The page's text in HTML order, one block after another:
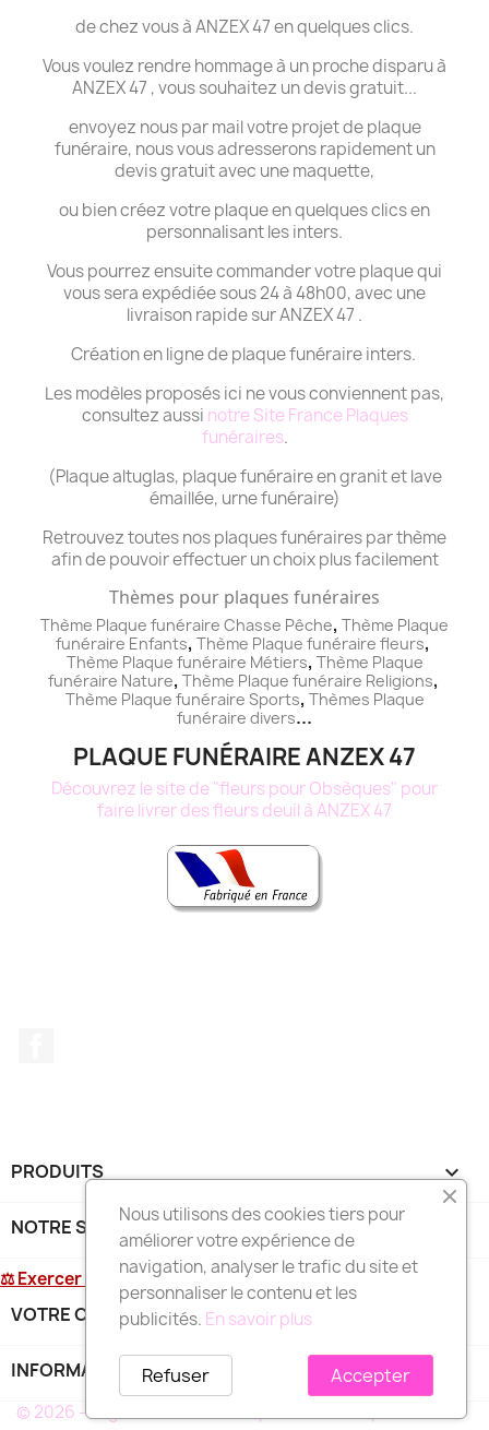
de chez vous à ANZEX 47 en quelques clics.
Vous voulez rendre hommage à un proche disparu à
ANZEX 47 , vous souhaitez un devis gratuit...
envoyez nous par mail votre projet de plaque
funéraire, nous vous adresserons rapidement un
devis gratuit avec une maquette,
ou bien créez votre plaque en quelques clics en
personnalisant les inters.
Vous pourrez ensuite commander votre plaque qui
vous sera expédiée sous 24 à 48h00, avec une
livraison rapide sur ANZEX 47 .
Création en ligne de plaque funéraire inters.
Les modèles proposés ici ne vous conviennent pas,
consultez aussi notre Site France Plaques
funéraires.
(Plaque altuglas, plaque funéraire en granit et lave
émaillée, urne funéraire)
Retrouvez toutes nos plaques funéraires par thème
afin de pouvoir effectuer un choix plus facilement
Thèmes pour plaques funéraires
Thème Plaque funéraire Chasse Pêche, Thème Plaque
funéraire Enfants, Thème Plaque funéraire fleurs,
Thème Plaque funéraire Métiers, Thème Plaque
funéraire Nature, Thème Plaque funéraire Religions,
Thème Plaque funéraire Sports, Thèmes Plaque
funéraire divers...
PLAQUE FUNÉRAIRE ANZEX 47
Découvrez le site de "fleurs pour Obsèques" pour
faire livrer des fleurs deuil à ANZEX 47
PRODUITS 
NOTRE SOCIÉTÉ
⚖ Exercer mon droit de rétractation
VOTRE COMPTE
INFORMATIONS
© 2026 - Logiciel e-commerce par PrestaShop™
Nous utilisons des cookies tiers pour
améliorer votre expérience de
navigation, analyser le trafic du site et
personnaliser le contenu et les
publicités. En savoir plus
Accepter
Refuser